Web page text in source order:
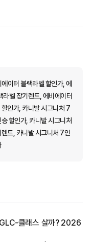
이터 블랙라벨 할인가, 에
벨 장기렌트, 에비에이터
인가, 카니발 시그니처 7
할인가, 카니발 시그니처
트, 카니발 시그니처 7인
클래스 살까? 2026